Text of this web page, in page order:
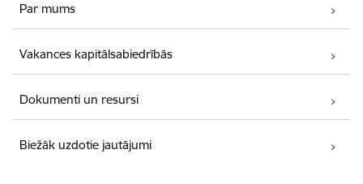
Par mums
Vakances kapitālsabiedrībās
Dokumenti un resursi
Biežāk uzdotie jautājumi